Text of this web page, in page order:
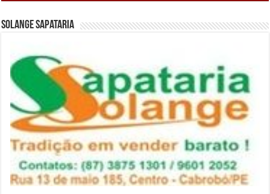
Solange Sapataria